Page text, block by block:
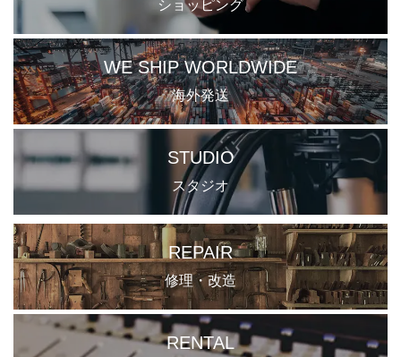
ショッピング
WE SHIP WORLDWIDE
海外発送
STUDIO
スタジオ
REPAIR
修理・改造
RENTAL